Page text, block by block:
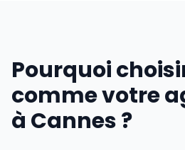
Pourquoi
comme votre
à Cannes ?